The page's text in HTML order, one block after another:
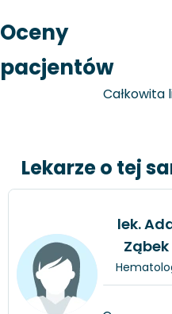
Oceny
pacjentów
Całkowita
Lekarze o tej
lek.
Ząbek